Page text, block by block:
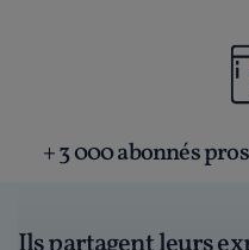
+ 3 000 abonnés